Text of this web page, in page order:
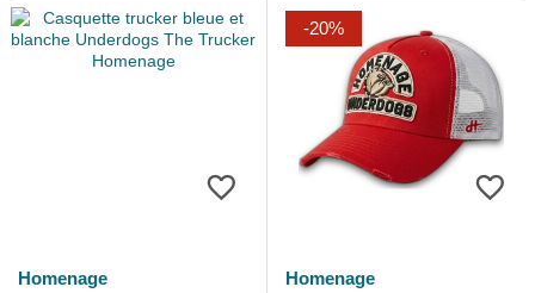
Homenage
-20%
Homenage